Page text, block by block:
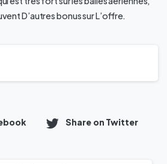
D’autres bonus sur L’offre.
Share on Twitter